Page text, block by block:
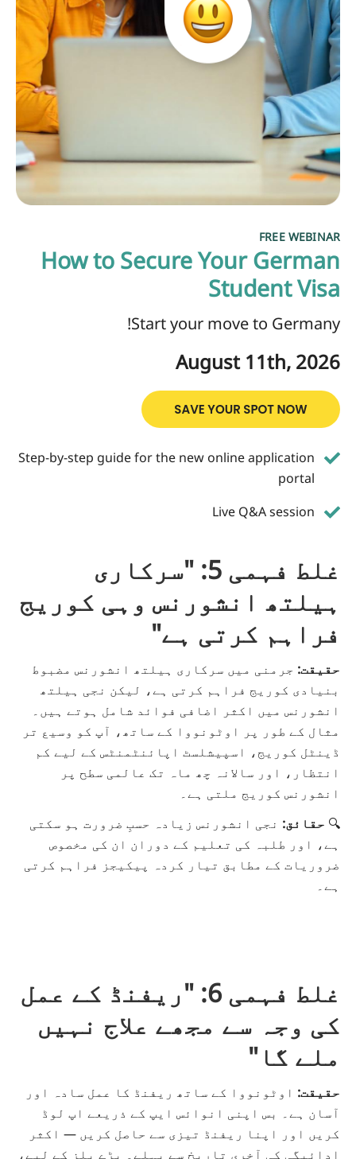
FREE WEBINAR
How to Secure Your German
Student Visa
Start your move to Germany!
August 11th, 2026
Step-by-step guide for the new online application
portal
Live Q&A session
غلط فہمی 5: "سرکاری
ہیلتھ انشورنس وہی کوریج
فراہم کرتی ہے"
حقیقت: جرمنی میں سرکاری ہیلتھ انشورنس مضبوط
بنیادی کوریج فراہم کرتی ہے، لیکن نجی ہیلتھ
انشورنس میں اکثر اضافی فوائد شامل ہوتے ہیں۔
مثال کے طور پر اوٹونووا کے ساتھ، آپ کو وسیع تر
ڈینٹل کوریج، اسپیشلسٹ اپائنٹمنٹس کے لیے کم
انتظار، اور سالانہ چھ ماہ تک عالمی سطح پر
انشورنس کوریج ملتی ہے۔
🔍 حقائق: نجی انشورنس زیادہ حسبِ ضرورت ہو سکتی
ہے، اور طلبہ کی تعلیم کے دوران ان کی مخصوص
ضروریات کے مطابق تیار کردہ پیکیجز فراہم کرتی
ہے۔
غلط فہمی 6: "ریفنڈ کے عمل
کی وجہ سے مجھے علاج نہیں
ملے گا"
حقیقت: اوٹونووا کے ساتھ ریفنڈ کا عمل سادہ اور
آسان ہے۔ بس اپنی انوائس ایپ کے ذریعے اپ لوڈ
کریں اور اپنا ریفنڈ تیزی سے حاصل کریں — اکثر
ادائیگی کی آخری تاریخ سے پہلے۔ بڑے بلز کے لیے،